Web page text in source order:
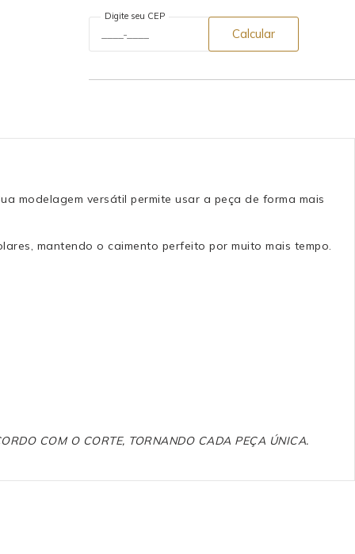
Digite seu CEP
Calcular
modelagem versátil permite usar a peça de forma mais
mantendo o caimento perfeito por muito mais tempo.
COM O CORTE, TORNANDO CADA PEÇA ÚNICA.